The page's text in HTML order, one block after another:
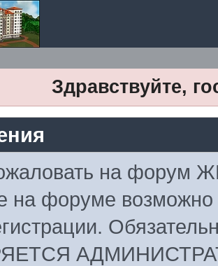
Здравствуйте,
на форум
на форуме